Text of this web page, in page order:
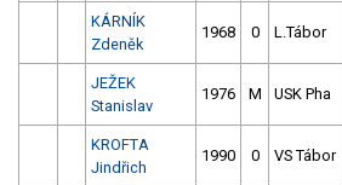
KÁRNÍK
Zdeněk
1968 0 L.Tábor
JEŽEK
Stanislav
1976 M USK Pha
KROFTA
Jindřich
1990 0 VS Tábor